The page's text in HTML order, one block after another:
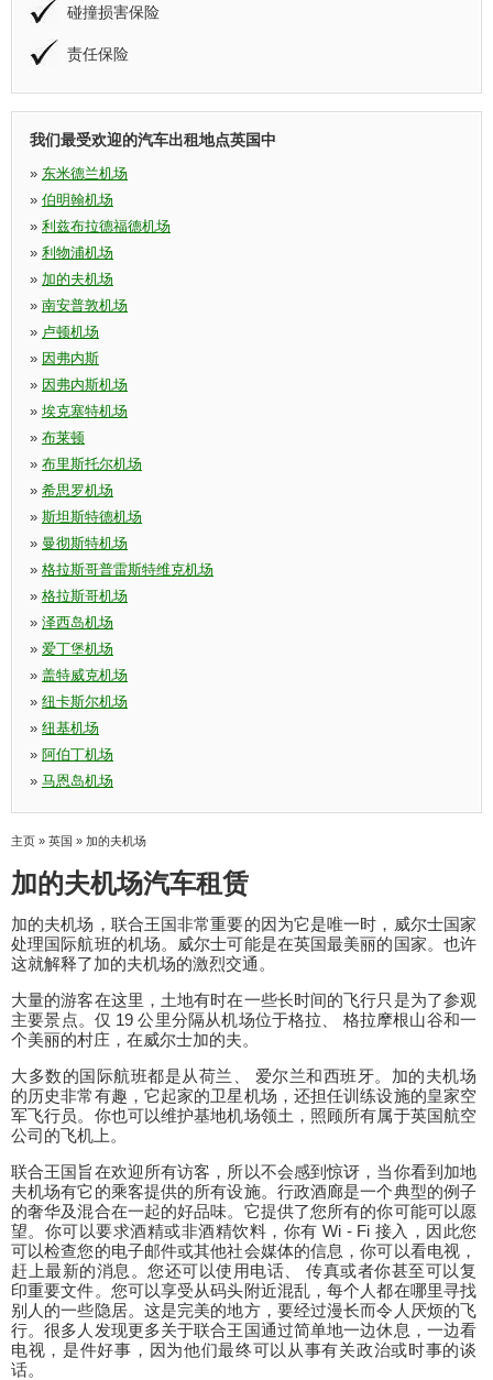
碰撞损害保险
责任保险
我们最受欢迎的汽车出租地点英国中
» 东米德兰机场
» 伯明翰机场
» 利兹布拉德福德机场
» 利物浦机场
» 加的夫机场
» 南安普敦机场
» 卢顿机场
» 因弗内斯
» 因弗内斯机场
» 埃克塞特机场
» 布莱顿
» 布里斯托尔机场
» 希思罗机场
» 斯坦斯特德机场
» 曼彻斯特机场
» 格拉斯哥普雷斯特维克机场
» 格拉斯哥机场
» 泽西岛机场
» 爱丁堡机场
» 盖特威克机场
» 纽卡斯尔机场
» 纽基机场
» 阿伯丁机场
» 马恩岛机场
主页 » 英国 » 加的夫机场
加的夫机场汽车租赁
加的夫机场，联合王国非常重要的因为它是唯一时，威尔士国家
处理国际航班的机场。威尔士可能是在英国最美丽的国家。也许
这就解释了加的夫机场的激烈交通。
大量的游客在这里，土地有时在一些长时间的飞行只是为了参观
主要景点。仅 19 公里分隔从机场位于格拉、 格拉摩根山谷和一
个美丽的村庄，在威尔士加的夫。
大多数的国际航班都是从荷兰、 爱尔兰和西班牙。加的夫机场
的历史非常有趣，它起家的卫星机场，还担任训练设施的皇家空
军飞行员。你也可以维护基地机场领土，照顾所有属于英国航空
公司的飞机上。
联合王国旨在欢迎所有访客，所以不会感到惊讶，当你看到加地
夫机场有它的乘客提供的所有设施。行政酒廊是一个典型的例子
的奢华及混合在一起的好品味。它提供了您所有的你可能可以愿
望。你可以要求酒精或非酒精饮料，你有 Wi - Fi 接入，因此您
可以检查您的电子邮件或其他社会媒体的信息，你可以看电视，
赶上最新的消息。您还可以使用电话、 传真或者你甚至可以复
印重要文件。您可以享受从码头附近混乱，每个人都在哪里寻找
别人的一些隐居。这是完美的地方，要经过漫长而令人厌烦的飞
行。很多人发现更多关于联合王国通过简单地一边休息，一边看
电视，是件好事，因为他们最终可以从事有关政治或时事的谈
话。